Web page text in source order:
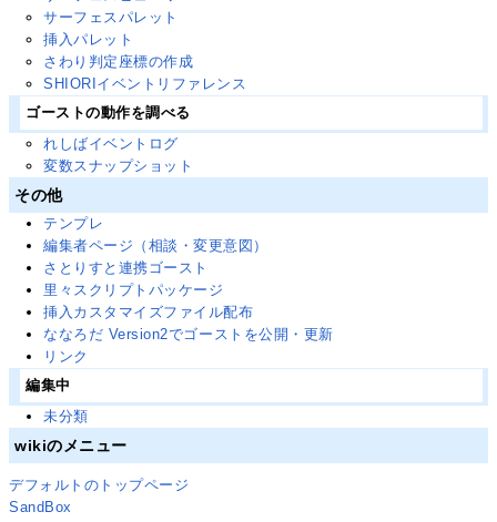
サーフェスパレット
挿入パレット
さわり判定座標の作成
SHIORIイベントリファレンス
ゴーストの動作を調べる
れしばイベントログ
変数スナップショット
その他
テンプレ
編集者ページ（相談・変更意図）
さとりすと連携ゴースト
里々スクリプトパッケージ
挿入カスタマイズファイル配布
ななろだ Version2でゴーストを公開・更新
リンク
編集中
未分類
wikiのメニュー
デフォルトのトップページ
SandBox